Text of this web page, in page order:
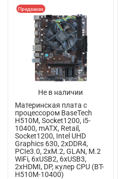
Не в наличии
Предзаказ
Материнская плата с
процессором BaseTech
H510M, Socket1200, i5-
10400, mATX, Retail,
Socket1200, Intel UHD
Graphics 630, 2xDDR4,
PCIe3.0, 2xM.2, GLAN, M.2
WiFi, 6xUSB2, 6xUSB3,
2xHDMI, DP, кулер CPU (BT-
H510M-10400)